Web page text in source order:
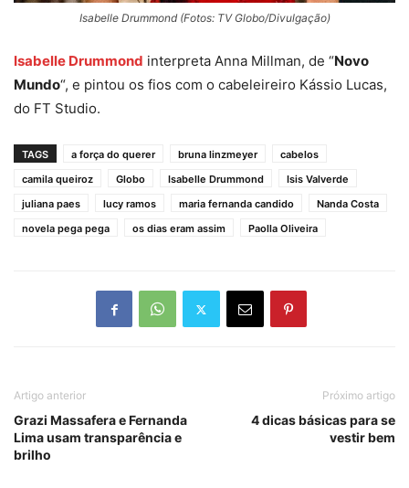
Isabelle Drummond (Fotos: TV Globo/Divulgação)
Isabelle Drummond interpreta Anna Millman, de “Novo
Mundo“, e pintou os fios com o cabeleireiro Kássio Lucas,
do FT Studio.
TAGS a força do querer bruna linzmeyer
cabelos
camila queiroz
Globo Isabelle Drummond
Isis Valverde
juliana paes
lucy ramos maria fernanda candido
Nanda Costa
novela pega pega
os dias eram assim Paolla Oliveira
Artigo anterior
Grazi Massafera e Fernanda
Lima usam transparência e
brilho
Próximo artigo
4 dicas básicas para se
vestir bem